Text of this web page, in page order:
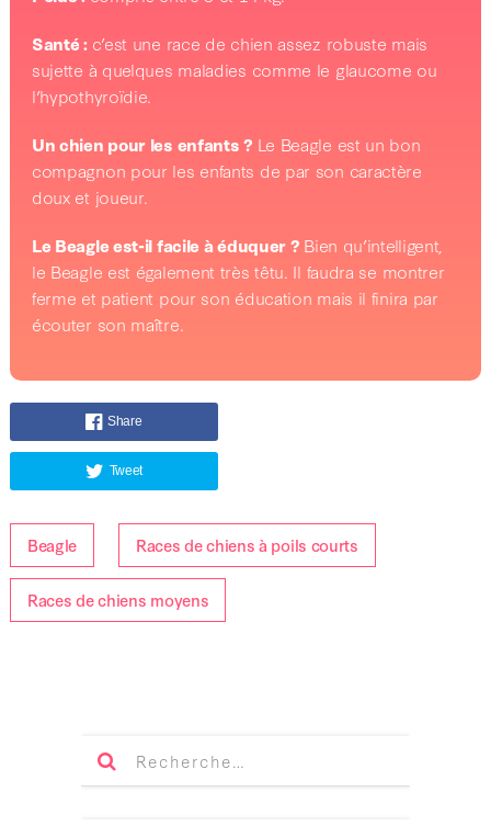
Santé : c’est une race de chien assez robuste mais
sujette à quelques maladies comme le glaucome ou
l’hypothyroïdie.
Un chien pour les enfants ? Le Beagle est un bon
compagnon pour les enfants de par son caractère
doux et joueur.
Le Beagle est-il facile à éduquer ? Bien qu’intelligent,
le Beagle est également très têtu. Il faudra se montrer
ferme et patient pour son éducation mais il finira par
écouter son maître.
Share
Tweet
Beagle Races de chiens à poils courts
Races de chiens moyens